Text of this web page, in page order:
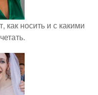
как носить и с какими